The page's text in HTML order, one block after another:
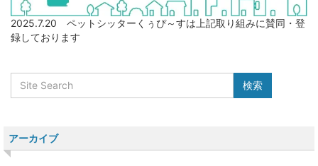
2025.7.20 ペットシッターくぅぴ～すは上記取り組みに賛同・登
録しております
アーカイブ